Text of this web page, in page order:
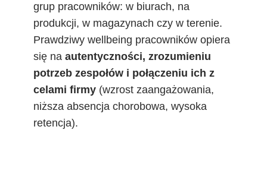
grup pracowników: w biurach, na
produkcji, w magazynach czy w terenie.
Prawdziwy wellbeing pracowników opiera
się na autentyczności, zrozumieniu
potrzeb zespołów i połączeniu ich z
celami firmy (wzrost zaangażowania,
niższa absencja chorobowa, wysoka
retencja).